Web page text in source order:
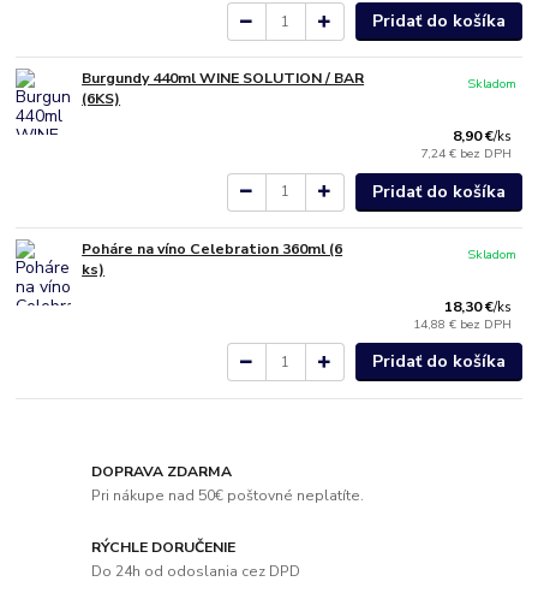
Pridať do košíka
Burgundy 440ml WINE SOLUTION / BAR
(6KS)
8,90 €/ks
7,24 € bez DPH
Skladom
Pridať do košíka
Poháre na víno Celebration 360ml (6
ks)
18,30 €/ks
14,88 € bez DPH
Skladom
Pridať do košíka
DOPRAVA ZDARMA
Pri nákupe nad 50€ poštovné neplatíte.
RÝCHLE DORUČENIE
Do 24h od odoslania cez DPD